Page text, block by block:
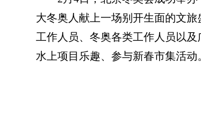
大冬奥人献上一场别开生面的文
工作人员、冬奥各类工作人员以
水上项目乐趣、参与新春市集活动